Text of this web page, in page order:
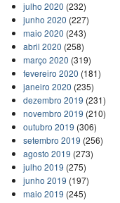
julho 2020 (232)
junho 2020 (227)
maio 2020 (243)
abril 2020 (258)
março 2020 (319)
fevereiro 2020 (181)
janeiro 2020 (235)
dezembro 2019 (231)
novembro 2019 (210)
outubro 2019 (306)
setembro 2019 (256)
agosto 2019 (273)
julho 2019 (275)
junho 2019 (197)
maio 2019 (245)